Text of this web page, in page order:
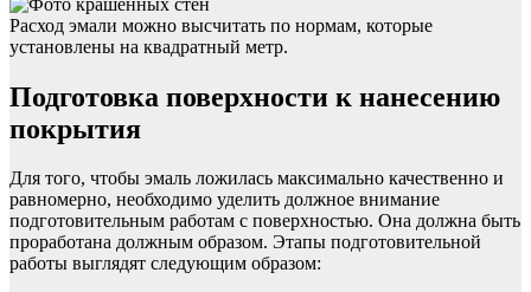
Расход эмали можно высчитать по нормам, которые
установлены на квадратный метр.
Подготовка поверхности к нанесению
покрытия
Для того, чтобы эмаль ложилась максимально качественно и
равномерно, необходимо уделить должное внимание
подготовительным работам с поверхностью. Она должна быть
проработана должным образом. Этапы подготовительной
работы выглядят следующим образом: